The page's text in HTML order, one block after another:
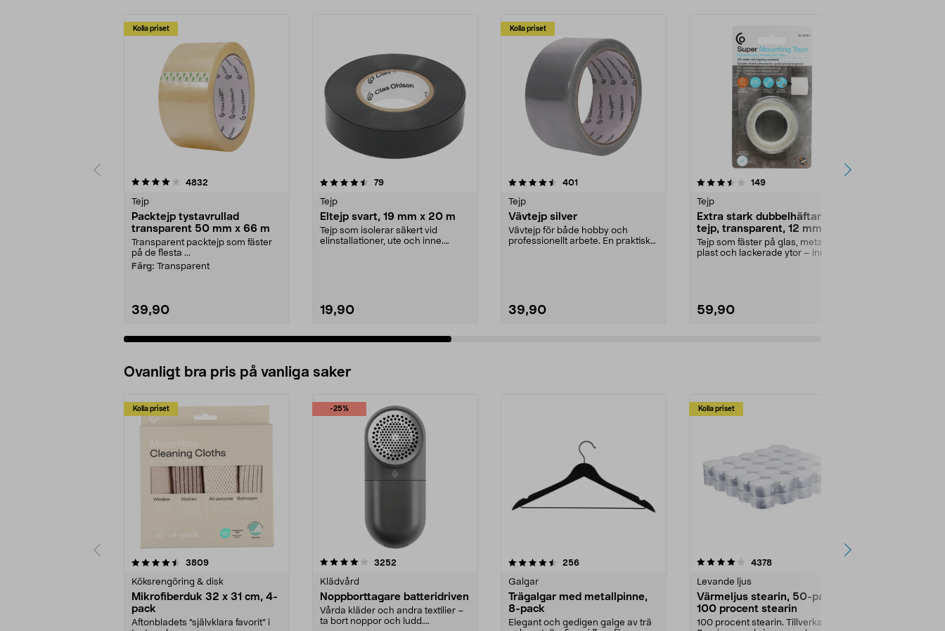
Kolla priset
4832
Tejp
Packtejp tystavrullad
transparent 50 mm x 66 m
Transparent packtejp som fäster
på de flesta ...
Färg: Transparent
39,90
4.5 av 5 stjärnor 79recensioner
Tejp
Eltejp svart, 19 mm x 20 m
Tejp som isolerar säkert vid
elinstallationer, ute och inne.
19,90
Kolla priset
4.5 av 5 stjärnor 401
Tejp
Vävtejp silver
Vävtejp för både hobby och
professionellt arbete. En praktisk
39,90
3.5 av 5 stjärnor 149recensioner
Tejp
Extra stark dubbelhäftande
tejp, transparent, 12 mm x
2,5 m
Tejp som fäster på glas, metall,
plast och lackerade ytor – inne
59,90
4.0 av 5 stjärnor
Ovanligt bra pris på vanliga saker
Kolla priset
3809recensioner
Köksrengöring & disk
Mikrofiberduk 32 x 31 cm, 4-
pack
Aftonbladets "självklara favorit” i
-25%
4.0av 5 stjärnor 3252
Klädvård
Noppborttagare batteridriven
Vårda kläder och andra textilier –
ta bort noppor och ludd.
4.5av 5 stjärnor 256recensioner
Galgar
Trägalgar med metallpinne,
8-pack
Elegant och gedigen galge av trä
Kolla priset
4.0av 5 stjärnor 4378recensioner
Levande ljus
Värmeljus stearin, 50-pack,
100 procent stearin
100 procent stearin. Tillverkade i
4.5av 5 stjärnor